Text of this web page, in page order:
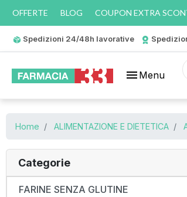
OFFERTE BLOG COUPON EXTRA
Spedizioni 24/48h lavorative
menu Menu
Home ALIMENTAZIONE E DIETETICA
Categorie
FARINE SENZA GLUTINE